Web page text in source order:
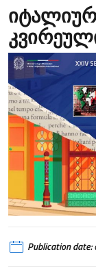
Publication date: